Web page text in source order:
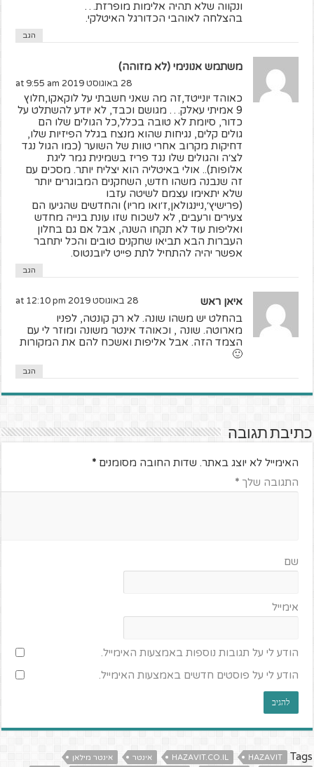
ונקווה שלא תהיה אלימות מופרזת…
בהצלחה לאוהבי הכדורגל האיטלקי.
הגב
משתמש אנונימי (לא מזוהה)
28 באוגוסט 2019 at 9:55 am
כאוהד יונייטד,זה מה שאני חשבתי על לוקאקו,חלוץ
9 אמיתי עאלק… מגושם וכבד, לא יודע להשתלט על
כדור, סיומת לא טובה בכלל,כל הגולים שלו הם
גולים קלים, נגיחות שהוא מנצח בגלל הפיזיות שלו,
דחיקות מקרוב אחרי טוות של השוער (כמו הגול נגד
לצ׳ה והגולים שלו נגד פריז בשמינית גמר ליגת
אלופות).. אולי באיטליה הוא יצליח יותר. מסכים עם
זה שנבנה משהו חדש, השחקנים המבוגרים יותר
שלא יתאימו עצמם לשיטה עזבו
(פרישיץ׳,ניינגולאן,ז׳ואו מריו) והחדשים שהגיעו הם
צעירים ורעבים, לא לשכוח שזו עונת בנייה מחדש
ואליפות עוד לא תקחו השנה, אבל אם גם בחלון
העברות הבא תביאו שחקנים טובים והכל יתחבר
אפשר יהיה להתחיל לתת פייט ליובנטוס.
הגב
איאן ראש 28 באוגוסט 2019 at 12:10 pm
בהחלט יש משהו שונה. לא רק קונטה, לפניו
מארוטה. שונה , וכאוהד אינטר משונה ומוזר לי עם
הצמד הזה. אבל אליפות ואשכח להם את המקורות
🙂
הגב
כתיבת תגובה
האימייל לא יוצג באתר. שדות החובה מסומנים*
התגובה שלך*
שם
אימייל
הודע לי על תגובות נוספות באמצעות האימייל.
הודע לי על פוסטים חדשים באמצעות האימייל.
Tags
HAZAVIT
HAZAVIT.CO.IL אינטר
אינטר מילאן